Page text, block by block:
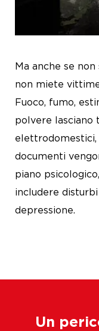
Ma anche se
non miete
Fuoco, fumo,
polvere lasciano
documenti
piano
includere
depressione.
Un